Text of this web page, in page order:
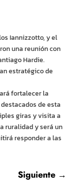
Iannizzotto, y el
una reunión con
Hardie.
estratégico de
fortalecer la
de esta
giras y visita a
ruralidad y será un
responder a las
Siguiente→